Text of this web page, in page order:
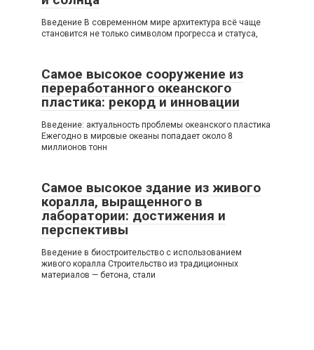
Введение В современном мире архитектура всё чаще
становится не только символом прогресса и статуса,
Самое высокое сооружение из
переработанного океанского
пластика: рекорд и инновации
Введение: актуальность проблемы океанского пластика
Ежегодно в мировые океаны попадает около 8
миллионов тонн
Самое высокое здание из живого
коралла, выращенного в
лаборатории: достижения и
перспективы
Введение в биостроительство с использованием
живого коралла Строительство из традиционных
материалов — бетона, стали